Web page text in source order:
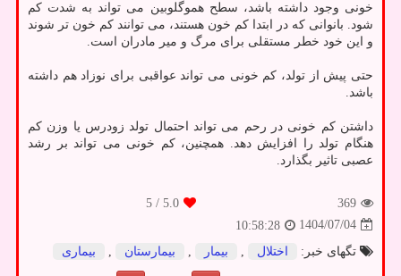
خونی وجود داشته باشد، سطح هموگلوبین می تواند به شدت کم
شود. بانوانی که در ابتدا کم خون هستند، می توانند کم خون تر شوند
و این خود خطر مستقلی برای مرگ و میر مادران است.
حتی پیش از تولد، کم خونی می تواند عواقبی برای نوزاد هم داشته
باشد.
داشتن کم خونی در رحم می تواند احتمال تولد زودرس یا وزن کم
هنگام تولد را افزایش دهد. همچنین، کم خونی می تواند بر رشد
عصبی تاثیر بگذارد.
369
5.0
/ 5
1404/07/04
10:58:28
تگهای خبر:
اختلال , بیمار , بیمارستان , بیماری